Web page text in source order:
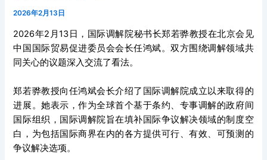
2026年2月13日
2026年2月13日，国际调解院秘书长郑若骅教授在北京会见
中国国际贸易促进委员会会长任鸿斌。双方围绕调解领域共
同关心的议题深入交流了看法。
郑若骅教授向任鸿斌会长介绍了国际调解院成立以来取得的
进展。她表示，作为全球首个基于条约、专事调解的政府间
国际组织，国际调解院旨在填补国际争议解决领域的制度空
白，为包括国际商界在内的各方提供可行、有效、可预测的
争议解决选项。